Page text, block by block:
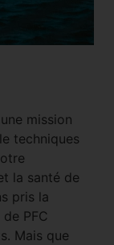
mission
techniques
la santé de
pris la
PFC
Mais que